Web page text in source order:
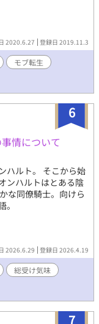
2020.6.27 登録日 2019.11.3
モブ転生
6
情について
ハルト。 そこから始
ンハルトはとある陰
な同僚騎士。向けら
2026.6.29 登録日 2026.4.19
総受け気味
7